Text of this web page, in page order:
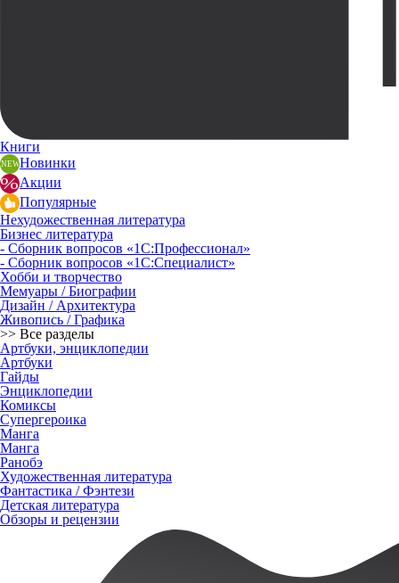
Книги
Новинки
Акции
Популярные
Нехудожественная литература
Бизнес литература
- Сборник вопросов «1С:Профессионал»
- Сборник вопросов «1С:Специалист»
Хобби и творчество
Мемуары / Биографии
Дизайн / Архитектура
Живопись / Графика
>> Все разделы
Артбуки, энциклопедии
Артбуки
Гайды
Энциклопедии
Комиксы
Супергероика
Манга
Манга
Ранобэ
Художественная литература
Фантастика / Фэнтези
Детская литература
Обзоры и рецензии